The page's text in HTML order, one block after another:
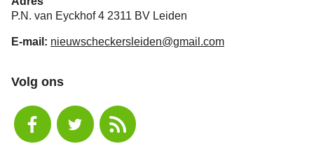
P.N. van Eyckhof 4 2311 BV Leiden
E-mail: nieuwscheckersleiden@gmail.com
Volg ons